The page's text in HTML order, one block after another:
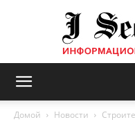
Домой Новости